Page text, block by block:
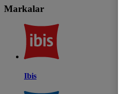
Markalar
Ibis